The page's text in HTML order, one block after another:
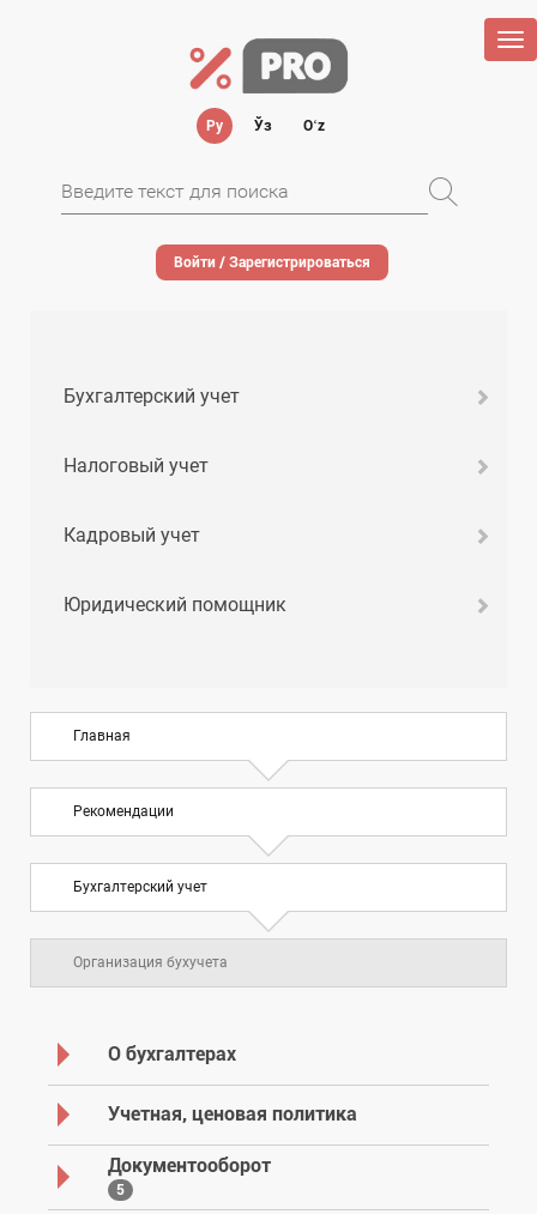
Ру Ўз Oʻz
Войти / Зарегистрироваться
Бухгалтерский учет
Налоговый учет
Кадровый учет
Юридический помощник
Главная
Рекомендации
Бухгалтерский учет
Организация бухучета
О бухгалтерах
Учетная, ценовая политика
Документооборот
5